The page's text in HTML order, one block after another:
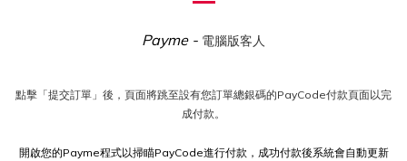
Payme - 電腦版客人
點擊「提交訂單」後，頁面將跳至設有您訂單總銀碼的PayCode付款頁面以完
成付款。
開啟您的Payme程式以掃瞄PayCode進行付款，成功付款後系統會自動更新